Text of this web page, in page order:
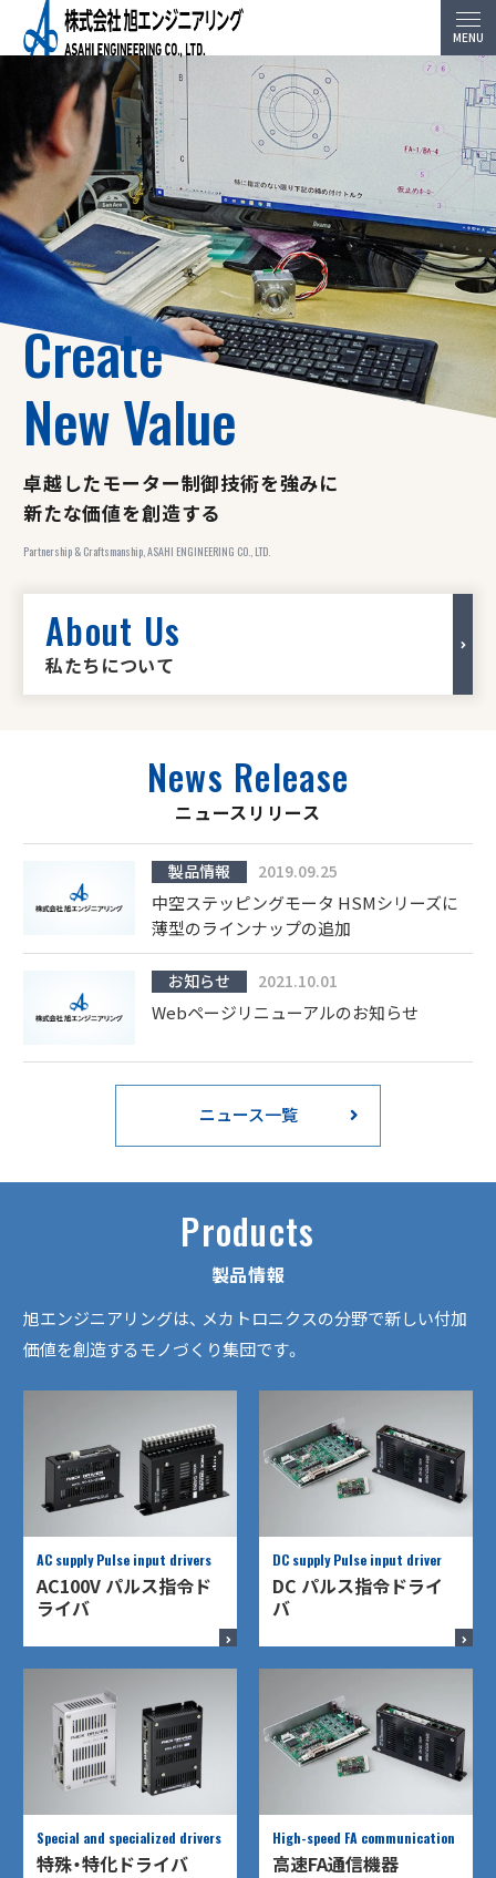
Create
New Value
卓越したモーター制御技術を強みに
新たな価値を創造する
Partnership & Craftsmanship, ASAHI ENGINEERING CO., LTD.
About Us
私たちについて
News Release
ニュースリリース
製品情報 2019.09.25
中空ステッピングモータ HSMシリーズに
薄型のラインナップの追加
お知らせ 2021.10.01
Webページリニューアルのお知らせ
ニュース一覧
Products
製品情報
旭エンジニアリングは、 メカトロニクスの分野で新しい付加
価値を創造するモノづくり集団です。
AC supply Pulse input drivers
AC100V パルス指令ド
ライバ
DC supply Pulse input driver
DC パルス指令ドライ
バ
Special and specialized drivers
特殊・特化ドライバ
High-speed FA communication
高速FA通信機器
Close